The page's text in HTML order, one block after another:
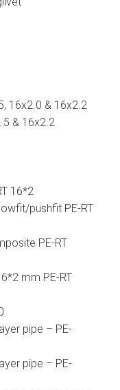
16x2.0 & 16x2.2
& 16x2.2
16*2
pushfit PE-RT
PE-RT
mm PE-RT
pipe – PE-
pipe – PE-